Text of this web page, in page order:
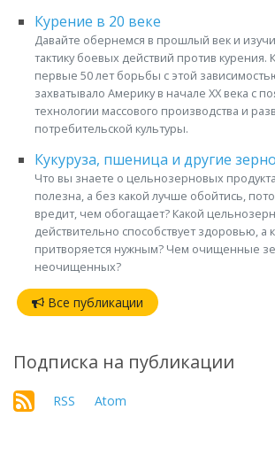
Курение в 20 веке
Давайте обернемся в прошлый век и
тактику боевых действий против курения.
первые 50 лет борьбы с этой
захватывало Америку в начале XX века с
технологии массового производства и
потребительской культуры.
Кукуруза, пшеница и другие
Что вы знаете о цельнозерновых
полезна, а без какой лучше обойтись,
вредит, чем обогащает? Какой
действительно способствует здоровью, а
притворяется нужным? Чем очищенные
неочищенных?
Все публикации
Подписка на публикации
RSS Atom